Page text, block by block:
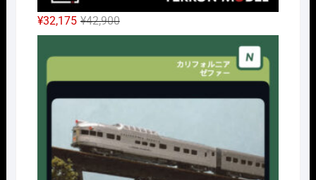
¥42,900元
の
価
し
た。
¥32,175
現
在
の
で
す。